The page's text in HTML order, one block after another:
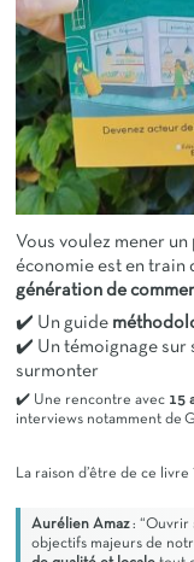
Vous voulez mener un
économie est en train
génération de
✔️ Un guide
✔️ Un témoignage sur
surmonter
✔️ Une rencontre avec 15
interviews notamment de
La raison d’être de ce livre
Aurélien Amaz: “Ouvrir
objectifs majeurs de